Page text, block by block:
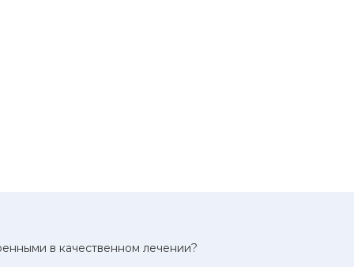
в качественном лечении?